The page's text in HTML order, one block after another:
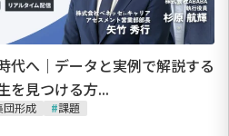
代へ｜データと実例で解説する
を見つける方...
団形成 #課題